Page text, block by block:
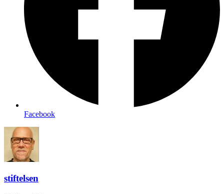
Facebook
stiftelsen